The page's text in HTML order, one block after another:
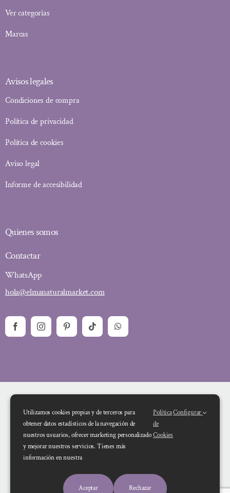
Ver categorías
Marcas
Avisos legales
Condiciones de compra
Política de privacidad
Política de cookies
Aviso legal
Informe de accesibilidad
Quienes somos
Contactar
WhatsApp
hola@elmanaturalmarket.com
Financiado por la Unión Europea – NextGenerationEU. Sin embargo, los
autores y no reflejan necesariamente los de la Unión Europea o la Comisión
Europea. Ni la Unión Europea ni la Comisión Europea pueden ser consideradas
Utilizamos cookies propias y de terceros para
obtener datos estadísticos de la navegación de
nuestros usuarios, ofrecer marketing personalizado
y mejorar nuestros servicios. Tienes más
información en nuestra
Política
de
Cookies
Configurar
Aceptar Rechazar